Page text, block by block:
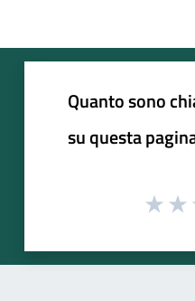
Quanto sono
su questa